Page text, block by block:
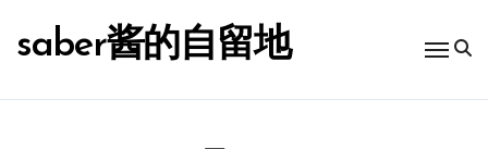
saber酱的自留地